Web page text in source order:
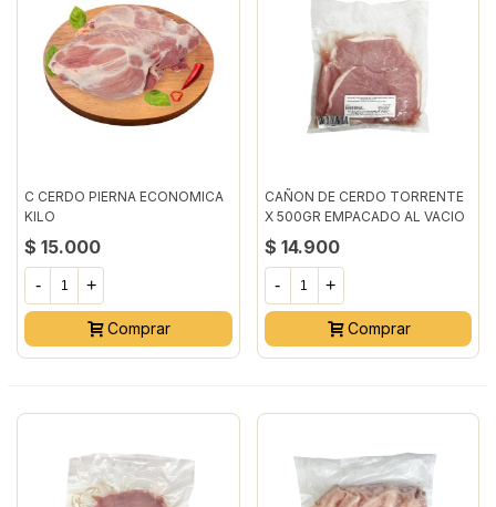
C CERDO PIERNA ECONOMICA
KILO
$ 15.000
- +
Comprar
CAÑON DE CERDO TORRENTE
X 500GR EMPACADO AL VACIO
$ 14.900
- +
Comprar